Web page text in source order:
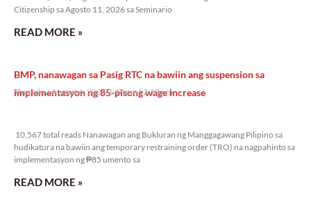
Citizenship sa Agosto 11, 2026 sa Seminario
READ MORE »
BMP, nanawagan sa Pasig RTC na bawiin ang suspension sa
implementasyon ng 85-pisong wage increase
Thursday, August 6, 2026 2:18 pm 2:18 pm
10,567 total reads Nanawagan ang Bukluran ng Manggagawang Pilipino sa
hudikatura na bawiin ang temporary restraining order (TRO) na nagpahinto sa
implementasyon ng ₱85 umento sa
READ MORE »